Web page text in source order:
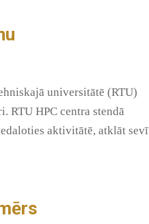
universitātē (RTU)
RTU HPC centra stendā
aktivitātē, atklāt sevī